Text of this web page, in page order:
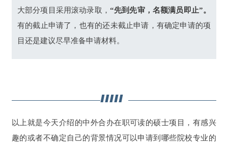
大部分项目采用滚动录取， “先到先审，名额满员即止”。
有的截止申请了，也有的还未截止申请，有确定申请的项
目还是建议尽早准备申请材料。
以上就是今天介绍的中外合办在职可读的硕士项目，有感兴
趣的或者不确定自己的背景情况可以申请到哪些院校专业的